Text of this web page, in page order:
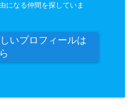
になる仲間を探していま
いプロフィールは